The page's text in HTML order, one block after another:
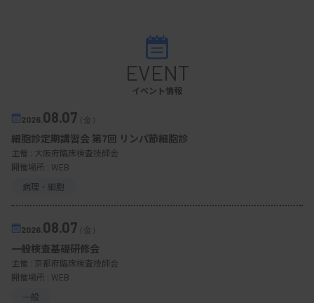
EVENT
イベント情報
2026. 08.07（金）
細胞診定期講習会 第7回 リンパ節細胞診
主催 : 大阪府臨床検査技師会
開催場所 : WEB
病理・細胞
2026. 08.07（金）
一般検査基礎研修会
主催 : 京都府臨床検査技師会
開催場所 : WEB
一般